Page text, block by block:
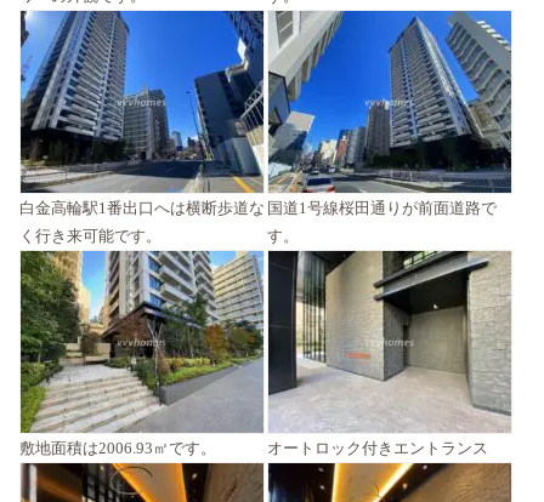
白金高輪駅1番出口へは横断歩道な
く行き来可能です。
国道1号線桜田通りが前面道路で
す。
敷地面積は2006.93㎡です。 オートロック付きエントランス